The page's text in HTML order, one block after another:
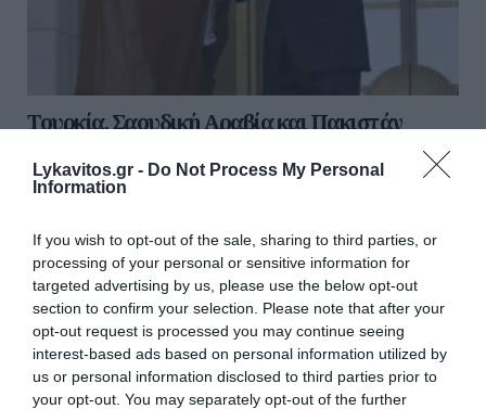
Lykavitos.gr - Do Not Process My Personal
Information
If you wish to opt-out of the sale, sharing to third parties, or
processing of your personal or sensitive information for
targeted advertising by us, please use the below opt-out
section to confirm your selection. Please note that after your
opt-out request is processed you may continue seeing
interest-based ads based on personal information utilized by
us or personal information disclosed to third parties prior to
your opt-out. You may separately opt-out of the further
Τουρκία, Σαουδική Αραβία και Πακιστάν
ενισχύουν τη στρατιωτική τους συνεργασία
Η Τουρκία, η Σαουδική Αραβία και το Πακιστάν
Παρασκευή (7/8), σύμφωνα με περιφερειακές πηγές που
έχουν άμεση γνώση του θέματος, σε μια πε...
07 Αυγούστου 2026